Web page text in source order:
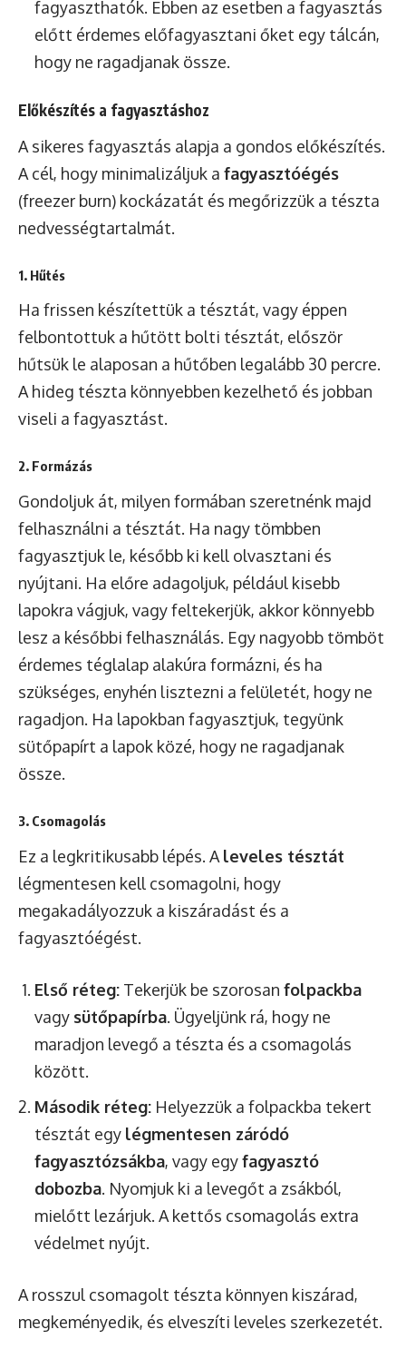
fagyaszthatók. Ebben az esetben a fagyasztás
előtt érdemes előfagyasztani őket egy tálcán,
hogy ne ragadjanak össze.
Előkészítés a fagyasztáshoz
A sikeres fagyasztás alapja a gondos előkészítés.
A cél, hogy minimalizáljuk a fagyasztóégés
(freezer burn) kockázatát és megőrizzük a tészta
nedvességtartalmát.
1. Hűtés
Ha frissen készítettük a tésztát, vagy éppen
felbontottuk a hűtött bolti tésztát, először
hűtsük le alaposan a hűtőben legalább 30 percre.
A hideg tészta könnyebben kezelhető és jobban
viseli a fagyasztást.
2. Formázás
Gondoljuk át, milyen formában szeretnénk majd
felhasználni a tésztát. Ha nagy tömbben
fagyasztjuk le, később ki kell olvasztani és
nyújtani. Ha előre adagoljuk, például kisebb
lapokra vágjuk, vagy feltekerjük, akkor könnyebb
lesz a későbbi felhasználás. Egy nagyobb tömböt
érdemes téglalap alakúra formázni, és ha
szükséges, enyhén lisztezni a felületét, hogy ne
ragadjon. Ha lapokban fagyasztjuk, tegyünk
sütőpapírt a lapok közé, hogy ne ragadjanak
össze.
3. Csomagolás
Ez a legkritikusabb lépés. A leveles tésztát
légmentesen kell csomagolni, hogy
megakadályozzuk a kiszáradást és a
fagyasztóégést.
Első réteg: Tekerjük be szorosan folpackba
vagy sütőpapírba. Ügyeljünk rá, hogy ne
maradjon levegő a tészta és a csomagolás
között.
Második réteg: Helyezzük a folpackba tekert
tésztát egy légmentesen záródó
fagyasztózsákba, vagy egyfagyasztó
dobozba. Nyomjuk ki a levegőt a zsákból,
mielőtt lezárjuk. A kettős csomagolás extra
védelmet nyújt.
A rosszul csomagolt tészta könnyen kiszárad,
megkeményedik, és elveszíti leveles szerkezetét.